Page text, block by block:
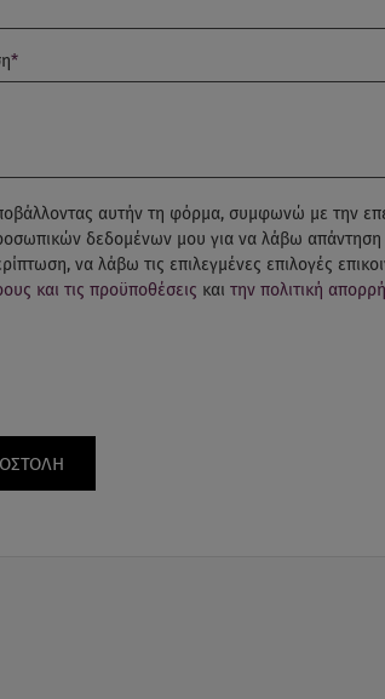
*
αυτήν τη φόρμα, συμφωνώ με την
δεδομένων μου για να λάβω απάντηση
να λάβω τις επιλεγμένες επιλογές
και τις προϋποθέσεις και την πολιτική